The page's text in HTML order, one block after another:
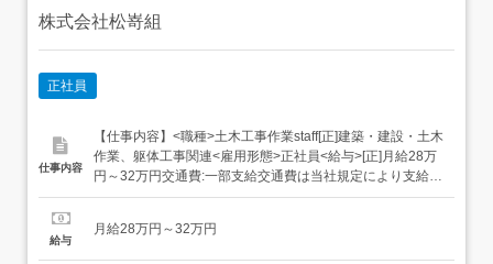
株式会社松嵜組
正社員
仕事内容
【仕事内容】<職種>土木工事作業staff[正]建築・建設・土木
作業、躯体工事関連<雇用形態>正社員<給与>[正]月給28万
円～32万円交通費:一部支給交通費は当社規定により支給い
たします。 昇給年1回 賞与年3回 3年以上のご経験をお持ち
員> 睦沢町周辺の道路改修・河川改修・草刈り等の ...
給与
月給28万円～32万円